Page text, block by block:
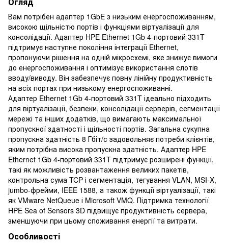
Вам потрібен адаптер 1GbE з низьким енергоспоживанням,
високою щільністю портів і функціями віртуалізації для
консолідації. Адаптер HPE Ethernet 1Gb 4-портовий 331T
підтримує наступне покоління інтеграції Ethernet,
пропонуючи рішення на одній мікросхемі, яке знижує вимоги
до енергоспоживання і оптимізує використання слотів
вводу/виводу. Він забезпечує повну лінійну продуктивність
на всіх портах при низькому енергоспоживанні.
Адаптер Ethernet 1Gb 4-портовий 331T ідеально підходить
для віртуалізації, безпеки, консолідації серверів, сегментації
мережі та інших додатків, що вимагають максимальної
пропускної здатності і щільності портів. Загальна сукупна
пропускна здатність 8 Гбіт/с задовольняє потреби клієнтів,
яким потрібна висока пропускна здатність. Адаптер HPE
Ethernet 1Gb 4-портовий 331T підтримує розширені функції,
такі як можливість розвантаження великих пакетів,
контрольна сума TCP і сегментація, тегування VLAN, MSI-X,
jumbo-фрейми, IEEE 1588, а також функції віртуалізації, такі
як VMware NetQueue і Microsoft VMQ. Підтримка технології
HPE Sea of Sensors 3D підвищує продуктивність сервера,
зменшуючи при цьому споживання енергії та витрати.
Особливості